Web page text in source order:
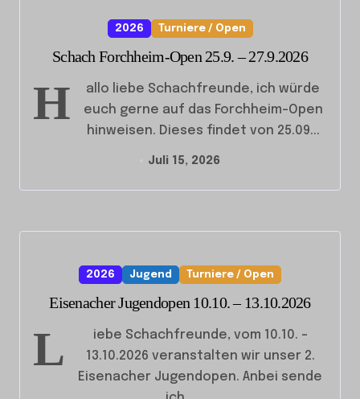
2026 Turniere / Open
Schach Forchheim-Open 25.9. – 27.9.2026
H
allo liebe Schachfreunde, ich würde
euch gerne auf das Forchheim-Open
hinweisen. Dieses findet von 25.09...
Juli 15, 2026
2026 Jugend Turniere / Open
Eisenacher Jugendopen 10.10. – 13.10.2026
L
iebe Schachfreunde, vom 10.10. –
13.10.2026 veranstalten wir unser 2.
Eisenacher Jugendopen. Anbei sende